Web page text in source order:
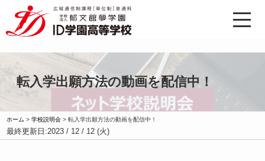
転入学出願方法の動画を配信中！
ホーム >学校説明会 >転入学出願方法の動画を配信中！
最終更新日:2023 / 12 / 12 (火)